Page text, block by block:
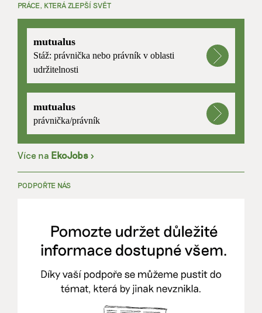
PRÁCE, KTERÁ ZLEPŠÍ SVĚT
mutualus
Stáž: právnička nebo právník v oblasti
udržitelnosti
mutualus
právnička/právník
Více na EkoJobs >
PODPOŘTE NÁS